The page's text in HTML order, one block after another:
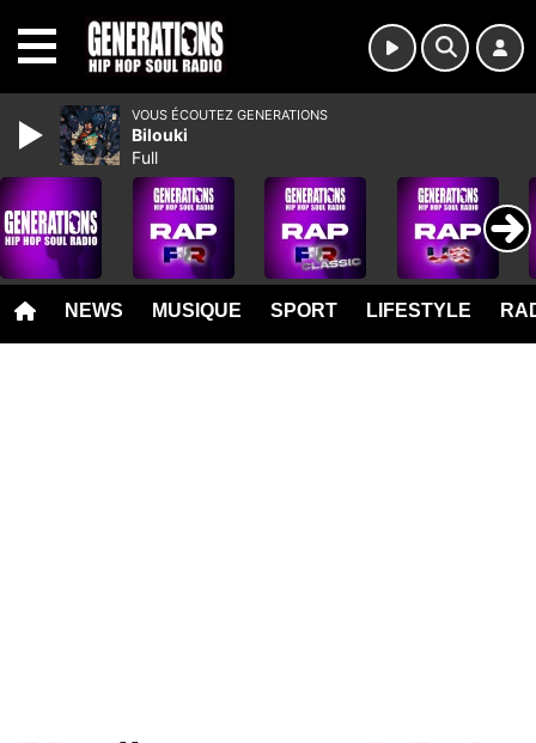
NEWS MUSIQUE SPORT LIFESTYLE
VOUS ÉCOUTEZ GENERATIONS
Bilouki
Full